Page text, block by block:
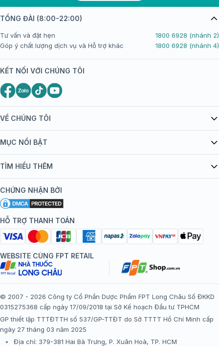
VỀ CHÚNG TÔI
Giới thiệu Tiêm Chủng FPT Long Châu
bán hàng
Chính sách nội dung
Chính sách bảo mật
Chính sách bảo mật dữ liệu cá nhân
Chính sách thanh toán
Chính sách đổi trả gói, mũi tiêm tại trung tâm tiêm chủng
FPT Long Châu
Thể lệ chương trình “Tích điểm nhận đặc quyền”
MỤC NỔI BẬT
Danh mục vắc xin
Đội ngũ bác sĩ, chuyên gia
Hệ thống trung tâm tiêm chủng
TÌM HIỂU THÊM
Khuyến mãi
Tôi nên tiêm gì?
Tiêm chủng đi nước ngoài
CHỨNG NHẬN BỞI
HỖ TRỢ THANH TOÁN
TỔNG ĐÀI (8:00-22:00)
Tư vấn và đặt hẹn
1800 6928 (nhánh 2)
Góp ý chất lượng dịch vụ và Hỗ trợ khác
1800 6928 (nhánh 4)
KẾT NỐI VỚI CHÚNG TÔI
WEBSITE CÙNG FPT RETAIL
© 2007 - 2026 Công ty Cổ Phần Dược Phẩm FPT Long Châu Số ĐKKD
0315275368 cấp ngày 17/09/2018 tại Sở Kế hoạch Đầu tư TPHCM
GP thiết lập TTTĐTTH số 537/GP-TTĐT do Sở TTTT Hồ Chí Minh cấp
ngày 27 tháng 03 năm 2025
Địa chỉ: 379-381 Hai Bà Trưng, P. Xuân Hoà, TP. HCM